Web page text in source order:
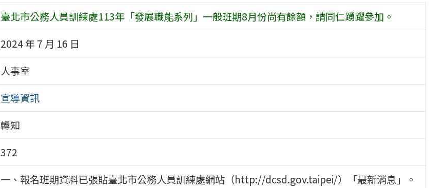
臺北市公務人員訓練處113年「發展職能系列」一般班期8月份尚有餘額，請同仁踴躍參加。
2024 年 7 月 16 日
人事室
宣導資訊
轉知
372
一、報名班期資料已張貼臺北市公務人員訓練處網站（http://dcsd.gov.taipei/）「最新消息」。